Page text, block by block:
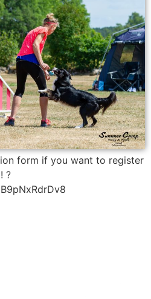
form if you want to register
?